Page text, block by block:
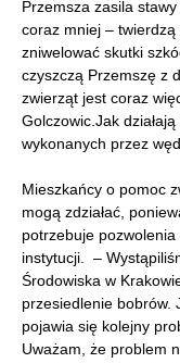
Przemsza zasila
coraz mniej –
zniwelować skutki
czyszczą Przemszę z
zwierząt jest coraz
Golczowic.Jak
wykonanych przez
Mieszkańcy o pomoc
mogą zdziałać,
potrzebuje
instytucji. –
Środowiska w
przesiedlenie bobrów.
pojawia się kolejny
Uważam, że problem